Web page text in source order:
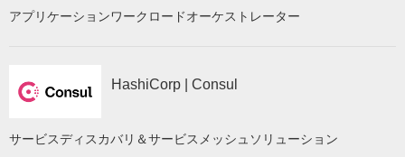
アプリケーションワークロードオーケストレーター
HashiCorp | Consul
サービスディスカバリ＆サービスメッシュソリューション